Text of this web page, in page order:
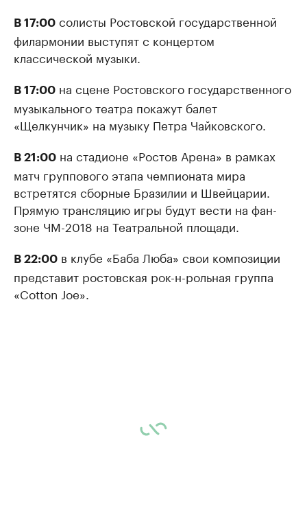
В 17:00 солисты Ростовской государственной
филармонии выступят с концертом
классической музыки.
В 17:00 на сцене Ростовского государственного
музыкального театра покажут балет
«Щелкунчик» на музыку Петра Чайковского.
В 21:00 на стадионе «Ростов Арена» в рамках
матч группового этапа чемпионата мира
встретятся сборные Бразилии и Швейцарии.
Прямую трансляцию игры будут вести на фан-
зоне ЧМ-2018 на Театральной площади.
В 22:00 в клубе «Баба Люба» свои композиции
представит ростовская рок-н-рольная группа
«Cotton Joe».